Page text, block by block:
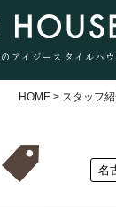
アイジースタイルハウ
HOME > スタッフ
名